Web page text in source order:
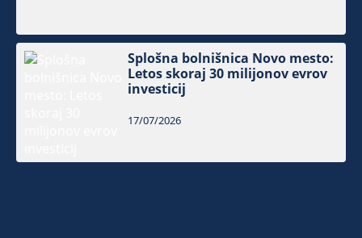
Splošna bolnišnica Novo mesto:
Letos skoraj 30 milijonov evrov
investicij
17/07/2026